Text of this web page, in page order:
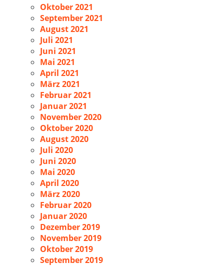
Oktober 2021
September 2021
August 2021
Juli 2021
Juni 2021
Mai 2021
April 2021
März 2021
Februar 2021
Januar 2021
November 2020
Oktober 2020
August 2020
Juli 2020
Juni 2020
Mai 2020
April 2020
März 2020
Februar 2020
Januar 2020
Dezember 2019
November 2019
Oktober 2019
September 2019